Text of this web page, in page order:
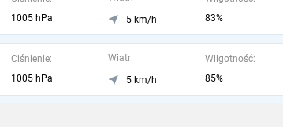
1005 hPa
5 km/h
83%
Ciśnienie:
1005 hPa
Wiatr:
5 km/h
Wilgotność:
85%